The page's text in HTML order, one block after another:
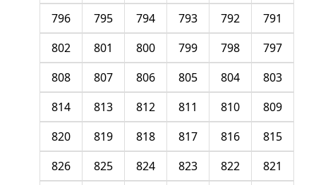
791
792
793
794
795
796
797
798
799
800
801
802
803
804
805
806
807
808
809
810
811
812
813
814
815
816
817
818
819
820
821
822
823
824
825
826